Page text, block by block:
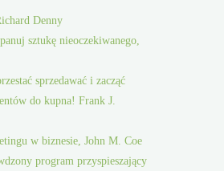
Denny
sztukę nieoczekiwanego,
sprzedawać i zacząć
do kupna! Frank J.
w biznesie, John M. Coe
program przyspieszający